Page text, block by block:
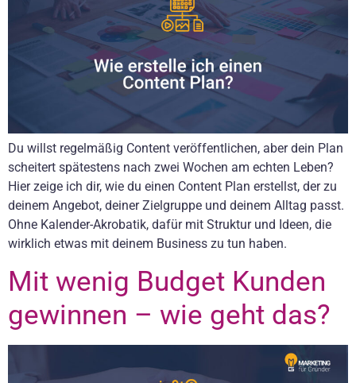
Du willst regelmäßig Content veröffentlichen, aber dein Plan
scheitert spätestens nach zwei Wochen am echten Leben?
Hier zeige ich dir, wie du einen Content Plan erstellst, der zu
deinem Angebot, deiner Zielgruppe und deinem Alltag passt.
Ohne Kalender-Akrobatik, dafür mit Struktur und Ideen, die
wirklich etwas mit deinem Business zu tun haben.
Mit wenig Budget Kunden
gewinnen – wie geht das?